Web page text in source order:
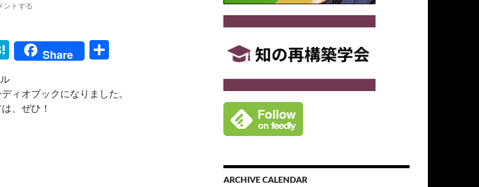
ントする
H
at
e
n
Share
ィオブックになりました。
、ぜひ！
ARCHIVE CALENDAR